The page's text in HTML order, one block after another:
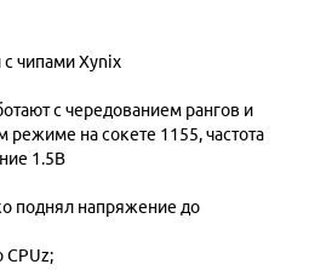
с чипами Xynix
с чередованием рангов и
режиме на сокете 1155, частота
1.5В
поднял напряжение до
CPUz;